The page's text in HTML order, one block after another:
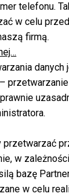
telefonu.
w celu
firmą.
danych
przetwarzać
w
bazę
w celu